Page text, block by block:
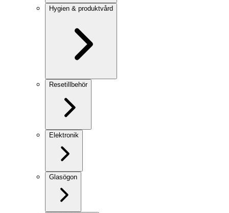
Hygien & produktvård
Resetillbehör
Elektronik
Glasögon